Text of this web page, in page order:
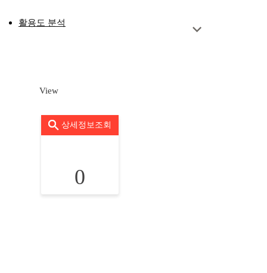
활용도 분석
View
상세정보조회
0